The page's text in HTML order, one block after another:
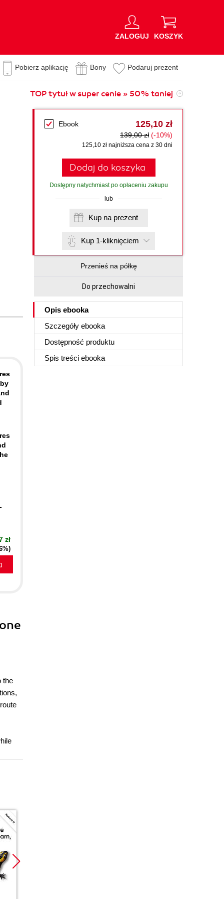
ZALOGUJ KOSZYK
Pobierz aplikację Bony Podaruj prezent
TOP tytuł w super cenie » 50% taniej
Ebook 125,10 zł
139,00 zł (-10%)
125,10 zł najniższa cena z 30 dni
Dodaj do koszyka
Dostępny natychmiast po opłaceniu zakupu
lub
Kup na prezent
Kup 1-kliknięciem
Przenieś na półkę
Do przechowalni
Opis ebooka
Szczegóły ebooka
Dostępność produktu
Spis treści ebooka
zł
the